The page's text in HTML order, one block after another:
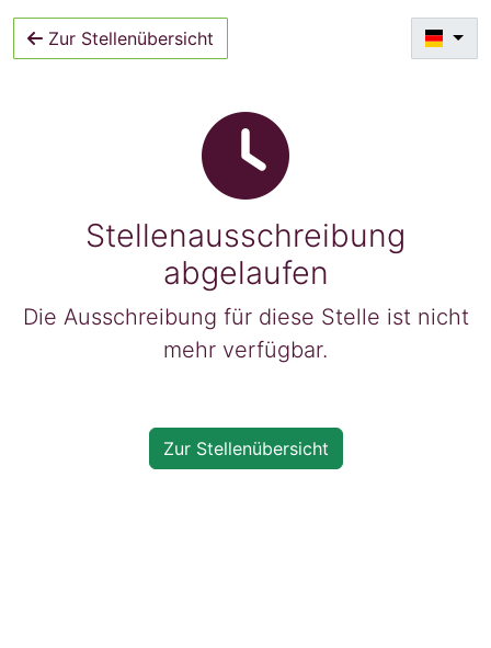
Zur Stellenübersicht
Stellenausschreibung
abgelaufen
Die Ausschreibung für diese Stelle ist nicht
mehr verfügbar.
Zur Stellenübersicht